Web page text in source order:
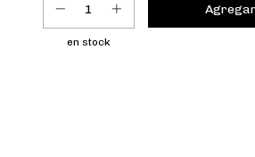
en stock